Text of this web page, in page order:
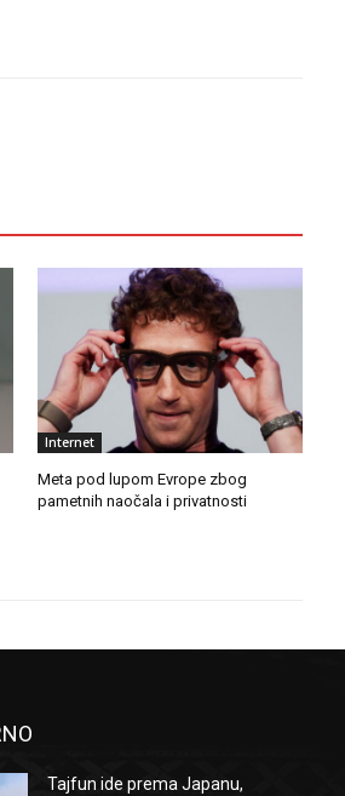
Internet
Meta pod lupom Evrope zbog
pametnih naočala i privatnosti
Tajfun ide prema Japanu,